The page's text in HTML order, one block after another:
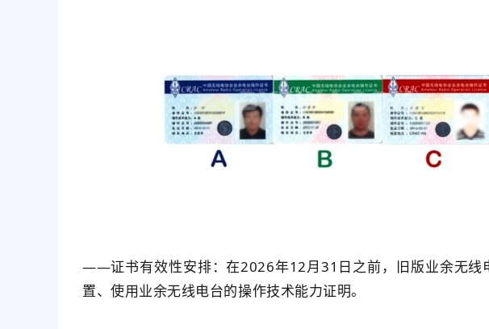
——证书有效性安排：在2026年12月31日之前，旧版业余无线
置、使用业余无线电台的操作技术能力证明。